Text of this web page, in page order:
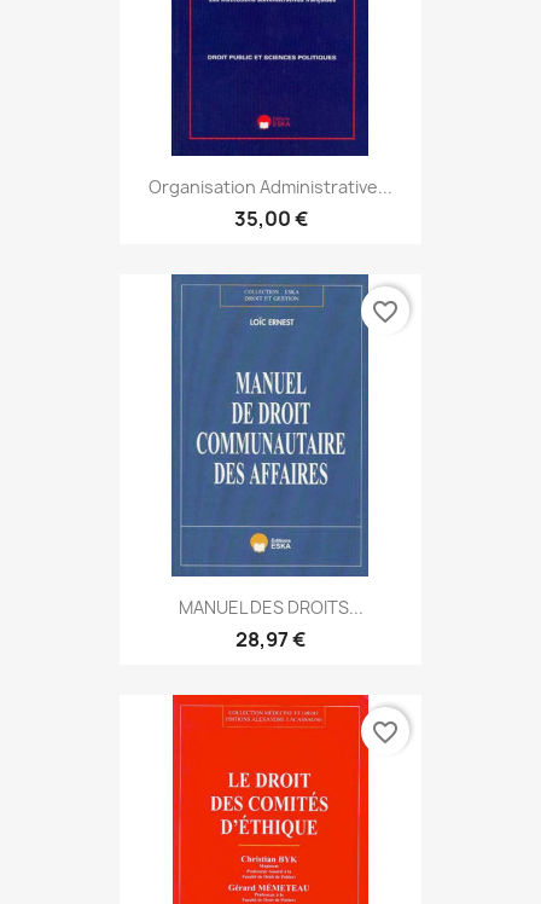
Organisation Administrative...
35,00 €
MANUEL DES DROITS...
28,97 €
favorite_border
favorite_border